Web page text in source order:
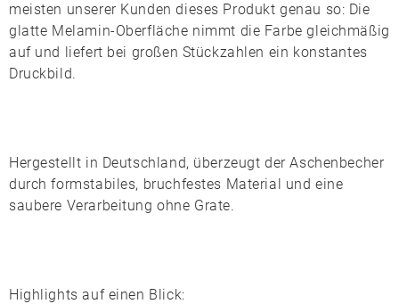
meisten unserer Kunden dieses Produkt genau so: Die
glatte Melamin-Oberfläche nimmt die Farbe gleichmäßig
auf und liefert bei großen Stückzahlen ein konstantes
Druckbild.
Hergestellt in Deutschland, überzeugt der Aschenbecher
durch formstabiles, bruchfestes Material und eine
saubere Verarbeitung ohne Grate.
Highlights auf einen Blick: